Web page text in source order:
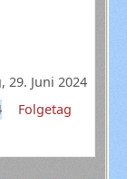
29. Juni 2024
Folgetag